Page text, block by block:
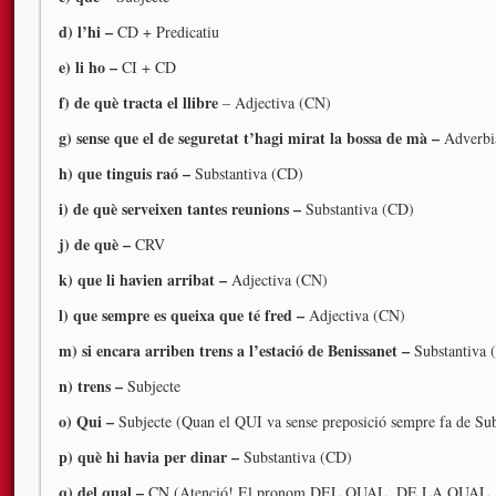
d) l’hi – CD + Predicatiu
e) li ho – CI + CD
f) de què tracta el llibre – Adjectiva (CN)
g) sense que el de seguretat t’hagi mirat la bossa de mà –
h) que tinguis raó – Substantiva (CD)
i) de què serveixen tantes reunions – Substantiva (CD)
j) de què – CRV
k) que li havien arribat – Adjectiva (CN)
l) que sempre es queixa que té fred – Adjectiva (CN)
m) si encara arriben trens a l’estació de Benissanet – Substantiva
n) trens – Subjecte
o) Qui – Subjecte (Quan el QUI va sense preposició sempre fa de
p) què hi havia per dinar – Substantiva (CD)